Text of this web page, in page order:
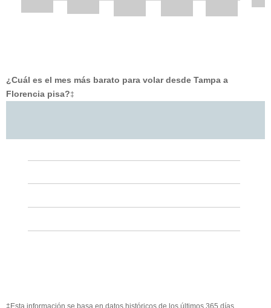
¿Cuál es el mes más barato para volar desde Tampa a
Florencia pisa?‡